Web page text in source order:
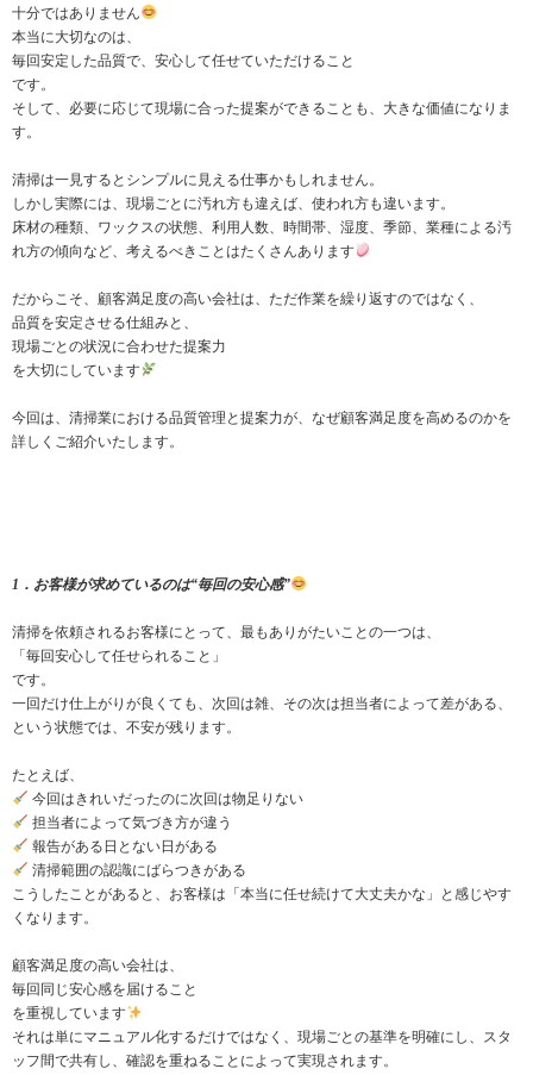
十分ではありません
本当に大切なのは、
毎回安定した品質で、安心して任せていただけること
です。
そして、必要に応じて現場に合った提案ができることも、大きな価値になりま
す。
清掃は一見するとシンプルに見える仕事かもしれません。
しかし実際には、現場ごとに汚れ方も違えば、使われ方も違います。
床材の種類、ワックスの状態、利用人数、時間帯、湿度、季節、業種による汚
れ方の傾向など、考えるべきことはたくさんあります
だからこそ、顧客満足度の高い会社は、ただ作業を繰り返すのではなく、
品質を安定させる仕組みと、
現場ごとの状況に合わせた提案力
を大切にしています
今回は、清掃業における品質管理と提案力が、なぜ顧客満足度を高めるのかを
詳しくご紹介いたします。
1．お客様が求めているのは“毎回の安心感”
清掃を依頼されるお客様にとって、最もありがたいことの一つは、
「毎回安心して任せられること」
です。
一回だけ仕上がりが良くても、次回は雑、その次は担当者によって差がある、
という状態では、不安が残ります。
たとえば、
今回はきれいだったのに次回は物足りない
担当者によって気づき方が違う
報告がある日とない日がある
清掃範囲の認識にばらつきがある
こうしたことがあると、お客様は「本当に任せ続けて大丈夫かな」と感じやす
くなります。
顧客満足度の高い会社は、
毎回同じ安心感を届けること
を重視しています
それは単にマニュアル化するだけではなく、現場ごとの基準を明確にし、スタ
ッフ間で共有し、確認を重ねることによって実現されます。